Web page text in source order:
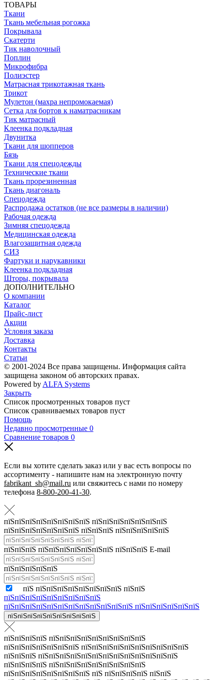
ТОВАРЫ
Ткани
Ткань мебельная рогожка
Покрывала
Скатерти
Тик наволочный
Поплин
Микрофибра
Полиэстер
Матрасная трикотажная ткань
Трикот
Мулетон (махра непромокаемая)
Сетка для бортов к наматрасникам
Тик матрасный
Клеенка подкладная
Двунитка
Ткани для шопперов
Бязь
Ткани для спецодежды
Технические ткани
Ткань прорезиненная
Ткань диагональ
Спецодежда
Распродажа остатков (не все размеры в наличии)
Рабочая одежда
Зимняя спецодежда
Медицинская одежда
Влагозащитная одежда
СИЗ
Фартуки и нарукавники
Клеенка подкладная
Шторы, покрывала
ДОПОЛНИТЕЛЬНО
О компании
Каталог
Прайс-лист
Акции
Условия заказа
Доставка
Контакты
Статьи
© 2001-2024 Все права защищены. Информация сайта
защищена законом об авторских правах.
Powered by ALFA Systems
Закрыть
Список просмотренных товаров пуст
Список сравниваемых товаров пуст
Помощь
Недавно просмотренные 0
Сравнение товаров 0
Если вы хотите сделать заказ или у вас есть вопросы по
ассортименту - напишите нам на электронную почту
fabrikant_sh@mail.ru или свяжитесь с нами по номеру
телефона 8-800-200-41-30.
пїЅпїЅпїЅпїЅпїЅпїЅпїЅпїЅ пїЅпїЅпїЅпїЅпїЅпїЅпїЅ
пїЅпїЅпїЅпїЅпїЅпїЅпїЅ пїЅпїЅпїЅ пїЅпїЅпїЅпїЅпїЅ
пїЅпїЅпїЅ пїЅпїЅпїЅпїЅпїЅпїЅпїЅ пїЅпїЅпїЅ E-mail
пїЅпїЅпїЅпїЅпїЅ
пїЅ пїЅпїЅпїЅпїЅпїЅпїЅпїЅпїЅ пїЅпїЅ
пїЅпїЅпїЅпїЅпїЅпїЅпїЅпїЅпїЅ
пїЅпїЅпїЅпїЅпїЅпїЅпїЅпїЅпїЅпїЅпїЅпїЅ пїЅпїЅпїЅпїЅпїЅпїЅ
пїЅпїЅпїЅпїЅпїЅпїЅпїЅпїЅпїЅ
пїЅпїЅпїЅпїЅ пїЅпїЅпїЅпїЅпїЅпїЅпїЅпїЅпїЅ
пїЅпїЅпїЅпїЅпїЅпїЅпїЅ пїЅпїЅпїЅпїЅпїЅпїЅпїЅпїЅпїЅпїЅ
пїЅпїЅпїЅ пїЅпїЅпїЅпїЅпїЅпїЅпїЅпїЅпїЅпїЅпїЅпїЅпїЅ
пїЅпїЅпїЅпїЅ пїЅпїЅпїЅпїЅпїЅпїЅпїЅпїЅпїЅ
пїЅпїЅпїЅпїЅпїЅпїЅпїЅпїЅ пїЅ пїЅпїЅпїЅпїЅ пїЅпїЅ